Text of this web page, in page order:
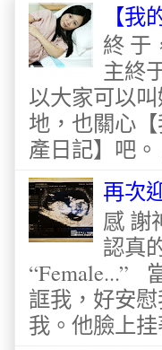
【
終 于
主終
以大家可以
地，也關心
產日記】吧
再次
感 謝
認真
“Female...”
誆我，好安
我。他臉上